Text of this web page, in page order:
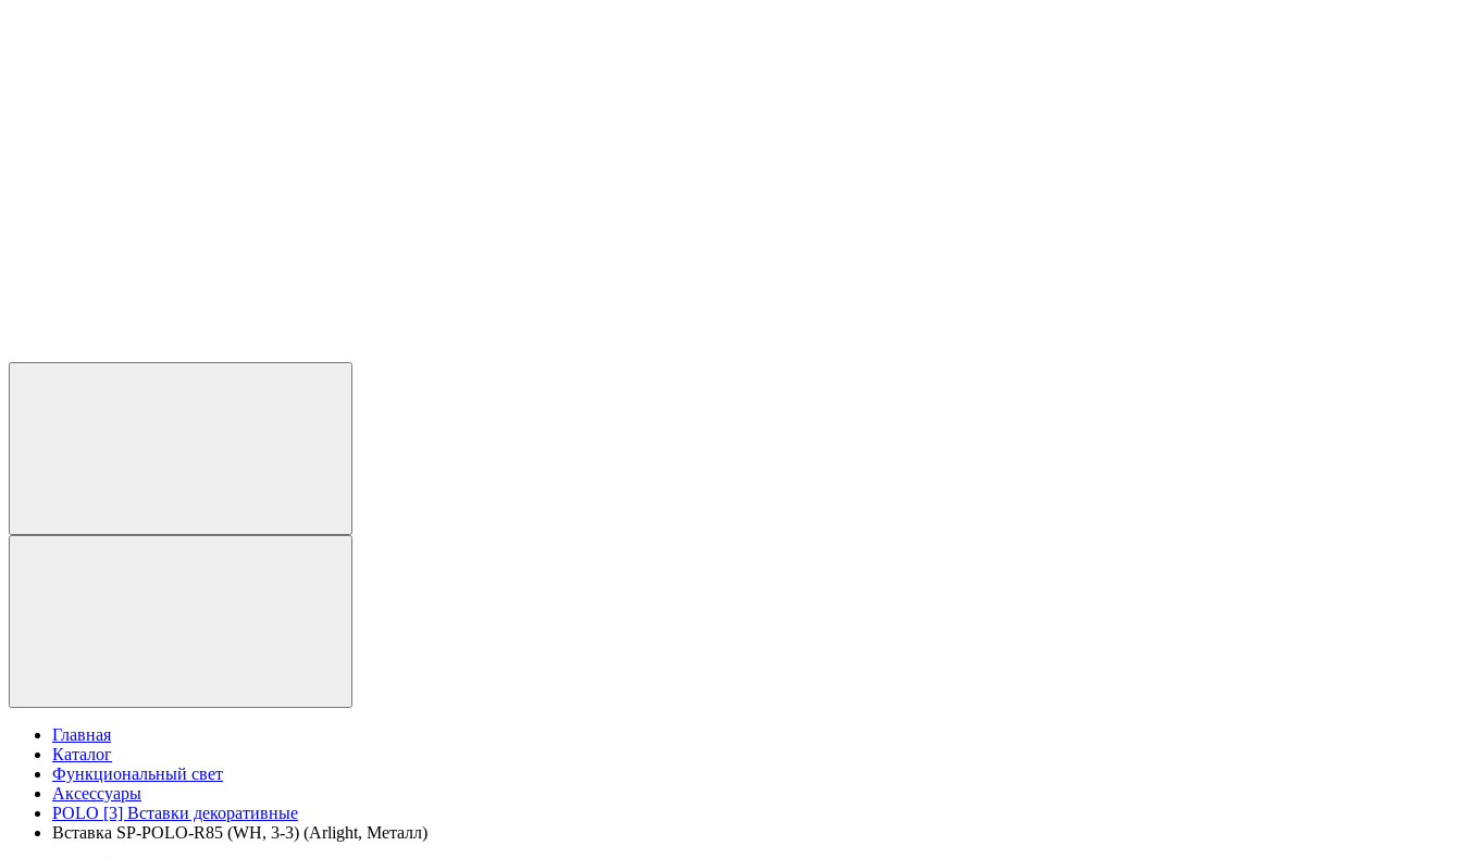
Главная
Каталог
Функциональный свет
Аксессуары
POLO [3] Вставки декоративные
Вставка SP-POLO-R85 (WH, 3-3) (Arlight, Металл)